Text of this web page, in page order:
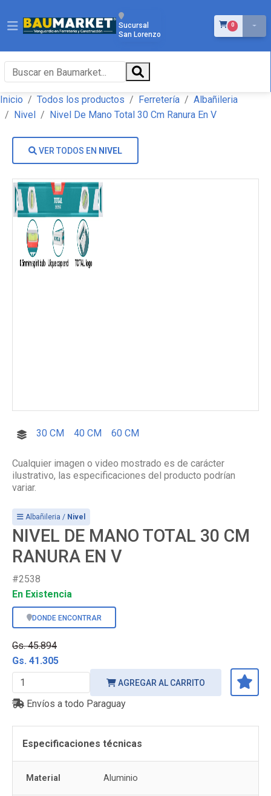
Sucursal
San Lorenzo
0ÍTEMS EN EL
Inicio Todos los productos Ferretería
Albañileria
Nivel
Nivel De Mano Total 30 Cm Ranura En V
VER TODOS EN NIVEL
30 CM 40 CM 60 CM
Cualquier imagen o video mostrado es de carácter
ilustrativo, las especificaciones del producto podrían
variar.
Albañileria / Nivel
NIVEL DE MANO TOTAL 30 CM
RANURA EN V
#2538
En Existencia
DONDE ENCONTRAR
Gs. 45.894
Gs. 41.305
AGREGAR AL CARRITO
Envíos a todo Paraguay
Especificaciones técnicas
Material Aluminio